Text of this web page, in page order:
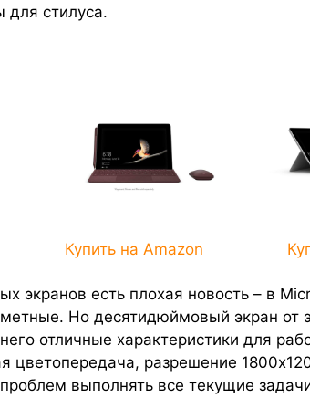
для стилуса.
Купить на Amazon
экранов есть плохая новость – в
Но десятидюймовый экран от
отличные характеристики для
цветопередача, разрешение
выполнять все текущие